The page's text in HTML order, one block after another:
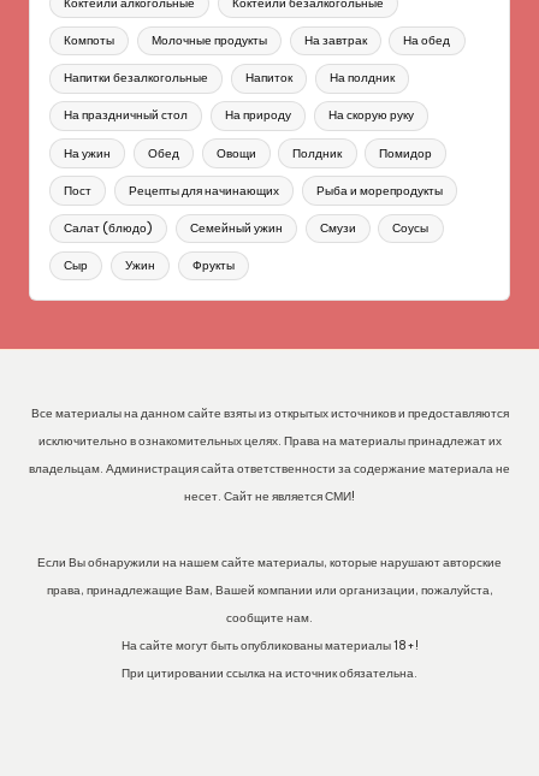
Компоты Молочные продукты На завтрак На обед
Напитки безалкогольные Напиток На полдник
На праздничный стол На природу На скорую руку
На ужин Обед Овощи Полдник Помидор
Пост Рецепты для начинающих Рыба и морепродукты
Салат (блюдо) Семейный ужин Смузи Соусы
Сыр Ужин Фрукты
Все материалы на данном сайте взяты из открытых источников и предоставляются
исключительно в ознакомительных целях. Права на материалы принадлежат их
владельцам. Администрация сайта ответственности за содержание материала не
несет. Сайт не является СМИ!
Если Вы обнаружили на нашем сайте материалы, которые нарушают авторские
права, принадлежащие Вам, Вашей компании или организации, пожалуйста,
сообщите нам.
На сайте могут быть опубликованы материалы 18+!
При цитировании ссылка на источник обязательна.